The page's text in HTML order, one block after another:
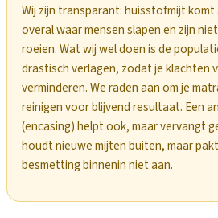
Wij zijn transparant: huisstofmijt
overal waar mensen slapen en zijn
roeien. Wat wij wel doen is de
drastisch verlagen, zodat je klachten
verminderen. We raden aan om je
reinigen voor blijvend resultaat. Een
(encasing) helpt ook, maar vervangt
houdt nieuwe mijten buiten, maar
besmetting binnenin niet aan.